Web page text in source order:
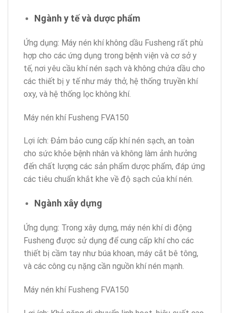
Ngành y tế và dược phẩm
Ứng dụng: Máy nén khí không dầu Fusheng rất phù
hợp cho các ứng dụng trong bệnh viện và cơ sở y
tế, nơi yêu cầu khí nén sạch và không chứa dầu cho
các thiết bị y tế như máy thở, hệ thống truyền khí
oxy, và hệ thống lọc không khí.
Máy nén khí Fusheng FVA150
Lợi ích: Đảm bảo cung cấp khí nén sạch, an toàn
cho sức khỏe bệnh nhân và không làm ảnh hưởng
đến chất lượng các sản phẩm dược phẩm, đáp ứng
các tiêu chuẩn khắt khe về độ sạch của khí nén.
Ngành xây dựng
Ứng dụng: Trong xây dựng, máy nén khí di động
Fusheng được sử dụng để cung cấp khí cho các
thiết bị cầm tay như búa khoan, máy cắt bê tông,
và các công cụ nặng cần nguồn khí nén mạnh.
Máy nén khí Fusheng FVA150